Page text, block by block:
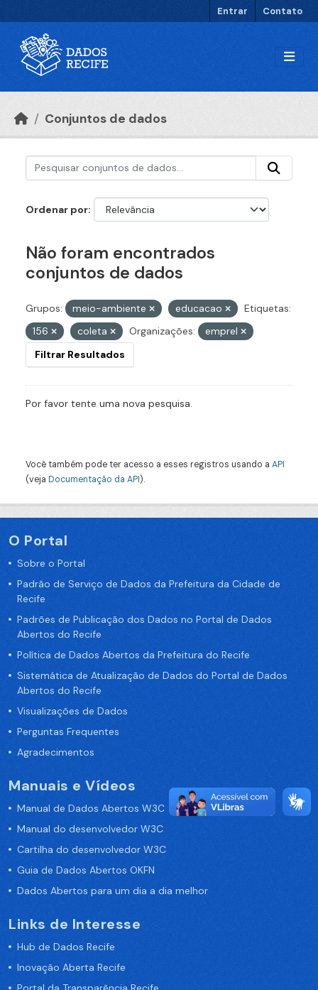
Entrar Contato
Conjuntos de dados
Ordenar por
Não foram encontrados
conjuntos de dados
Grupos: meio-ambiente educacao
Etiquetas:
156
coleta Organizações:
emprel
Filtrar Resultados
Por favor tente uma nova pesquisa.
Você também pode ter acesso a esses registros usando a API
(veja Documentação da API).
O Portal
Sobre o Portal
Padrão de Serviço de Dados da Prefeitura da Cidade de
Recife
Padrões de Publicação dos Dados no Portal de Dados
Abertos do Recife
Política de Dados Abertos da Prefeitura do Recife
Sistemática de Atualização de Dados do Portal de Dados
Abertos do Recife
Visualizações de Dados
Perguntas Frequentes
Agradecimentos
Manuais e Vídeos
Manual de Dados Abertos W3C
Manual do desenvolvedor W3C
Cartilha do desenvolvedor W3C
Guia de Dados Abertos OKFN
Dados Abertos para um dia a dia melhor
Links de Interesse
Hub de Dados Recife
Inovação Aberta Recife